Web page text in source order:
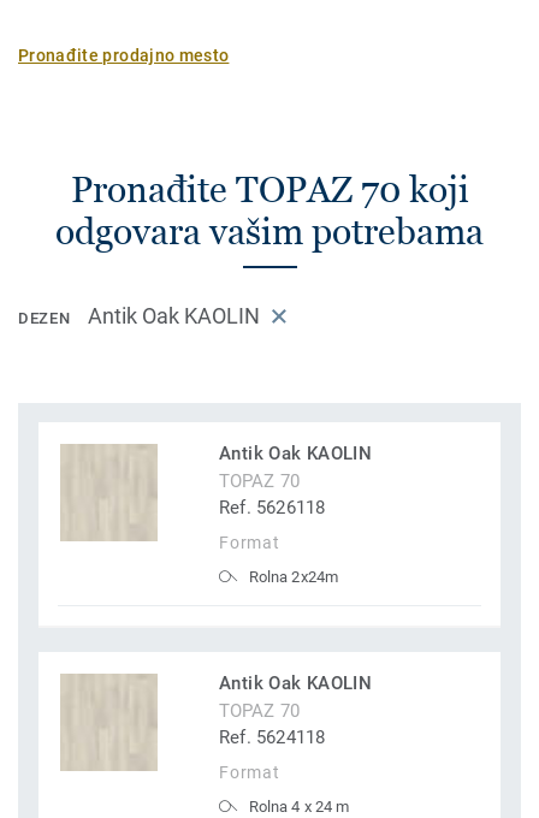
Pronađite prodajno mesto
Pronađite TOPAZ 70 koji
odgovara vašim potrebama
DEZEN Antik Oak KAOLIN
Antik Oak KAOLIN
TOPAZ 70
Ref. 5626118
Format
Rolna 2x24m
Antik Oak KAOLIN
TOPAZ 70
Ref. 5624118
Format
Rolna 4 x 24 m